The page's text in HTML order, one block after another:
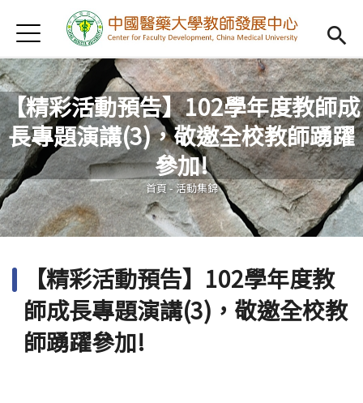
首頁
Open
認識我們
Open
教學研習
Open
新進教師
Open
傑出教授
Open
教師專業社群
Open
借用項目
AI專區
Jump to Navigation
Jump to Main content
【精彩活動預告】102學年度教師成
長專題演講(3)，敬邀全校教師踴躍
參加!
您在這裡
首頁-活動集錦
【精彩活動預告】102學年度教
師成長專題演講(3)，敬邀全校教
師踴躍參加!